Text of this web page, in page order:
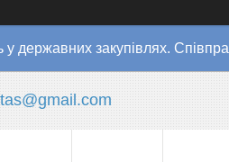
у державних закупівлях.